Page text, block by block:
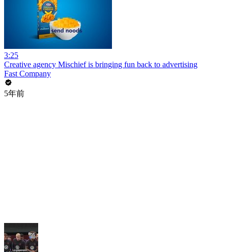
3:25
Creative agency Mischief is bringing fun back to advertising
Fast Company
5年前